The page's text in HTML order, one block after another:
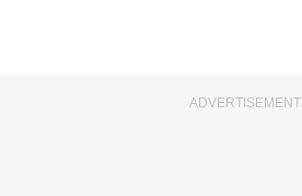
ADVERTISEMENT